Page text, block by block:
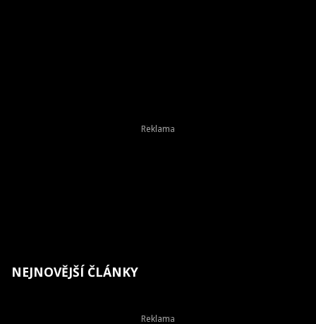
NEJNOVĚJŠÍ ČLÁNKY